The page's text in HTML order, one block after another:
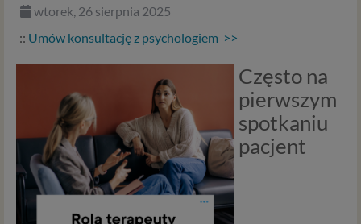
wtorek, 26 sierpnia 2025
:: Umów konsultację z psychologiem >>
Często na
pierwszym
spotkaniu
pacjent